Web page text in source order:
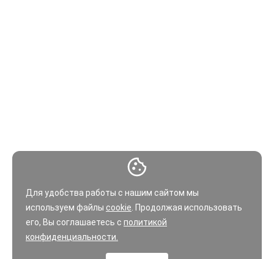
Для удобства работы с нашим сайтом мы
используем файлы cookie . Продолжая использовать
его, Вы соглашаетесь с политикой
конфиденциальности.